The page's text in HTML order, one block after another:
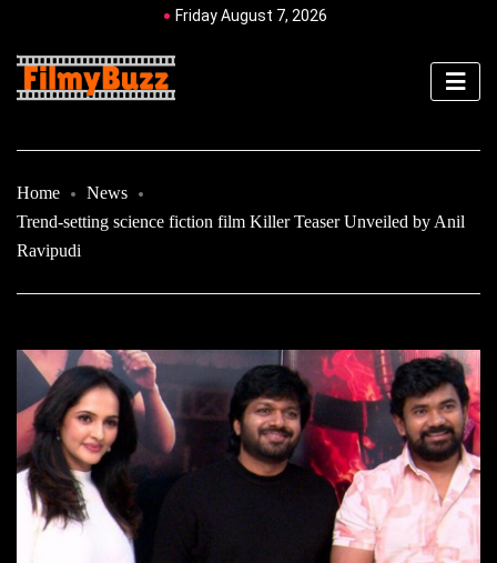
Friday August 7, 2026
Home
News
Trend-setting science fiction film Killer Teaser Unveiled by Anil
Ravipudi